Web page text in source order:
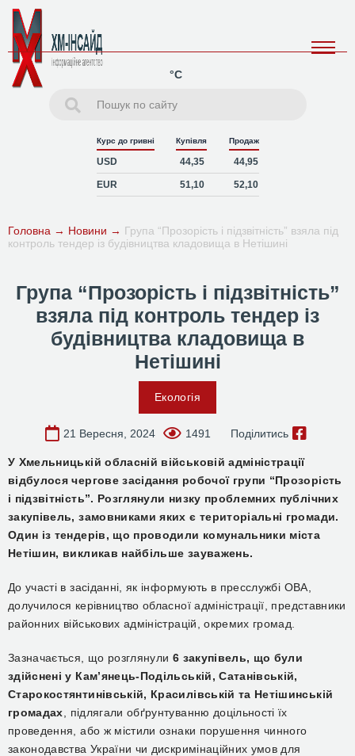
°C
Курс до гривні Купівля Продаж
USD 44,35 44,95
EUR 51,10 52,10
Головна → Новини → Група “Прозорість і підзвітність” взяла під
контроль тендер із будівництва кладовища в Нетішині
Група “Прозорість і підзвітність”
взяла під контроль тендер із
будівництва кладовища в
Нетішині
Екологія
21 Вересня, 2024 1491 Поділитись
У Хмельницькій обласній військовій адміністрації
відбулося чергове засідання робочої групи “Прозорість
і підзвітність”. Розглянули низку проблемних публічних
закупівель, замовниками яких є територіальні громади.
Один із тендерів, що проводили комунальники міста
Нетішин, викликав найбільше зауважень.
До участі в засіданні, як інформують в пресслужбі ОВА,
долучилося керівництво обласної адміністрації, представники
районних військових адміністрацій, окремих громад.
Зазначається, що розглянули 6 закупівель, що були
здійснені у Кам’янець-Подільській, Сатанівській,
Старокостянтинівській, Красилівській та Нетішинській
громадах , підлягали обґрунтуванню доцільності їх
проведення, або ж містили ознаки порушення чинного
законодавства України чи дискримінаційних умов для